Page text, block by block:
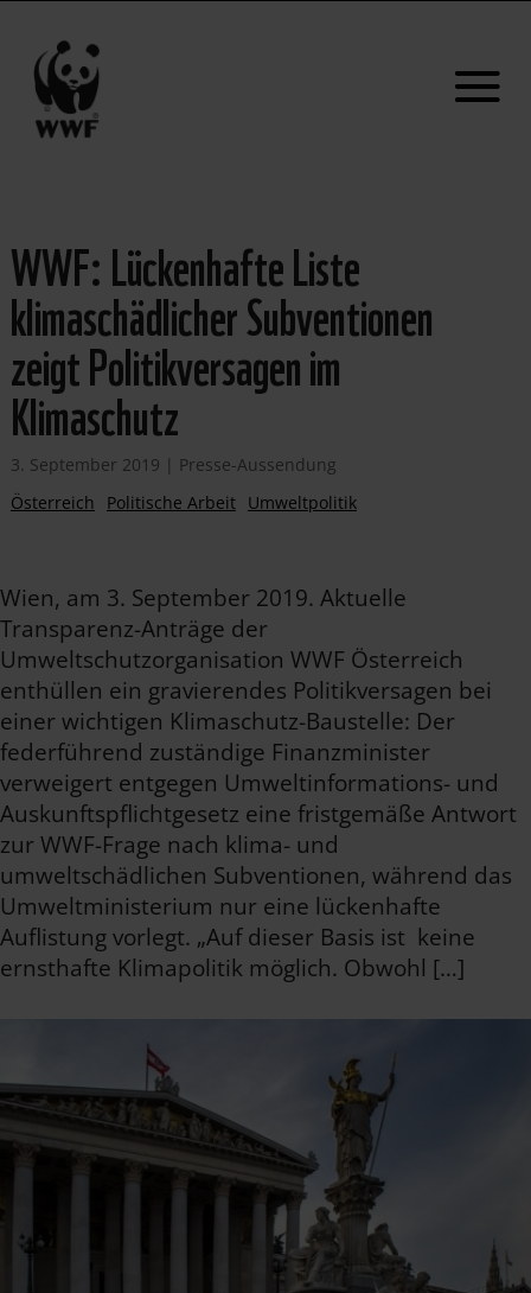
WWF: Lückenhafte Liste
klimaschädlicher Subventionen
zeigt Politikversagen im
Klimaschutz
3. September 2019 | Presse-Aussendung
Österreich
Politische Arbeit Umweltpolitik
Wien, am 3. September 2019. Aktuelle
Transparenz-Anträge der
Umweltschutzorganisation WWF Österreich
enthüllen ein gravierendes Politikversagen bei
einer wichtigen Klimaschutz-Baustelle: Der
federführend zuständige Finanzminister
verweigert entgegen Umweltinformations- und
Auskunftspflichtgesetz eine fristgemäße Antwort
zur WWF-Frage nach klima- und
umweltschädlichen Subventionen, während das
Umweltministerium nur eine lückenhafte
Auflistung vorlegt. „Auf dieser Basis ist keine
ernsthafte Klimapolitik möglich. Obwohl […]